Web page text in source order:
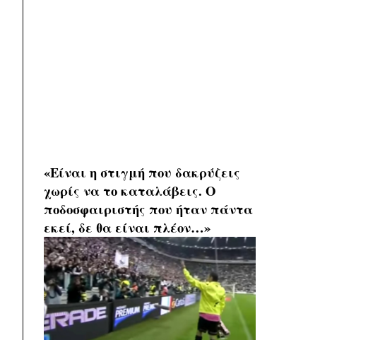
«Είναι η στιγμή που δακρύζεις
χωρίς να το καταλάβεις. Ο
ποδοσφαιριστής που ήταν πάντα
εκεί, δε θα είναι πλέον…»